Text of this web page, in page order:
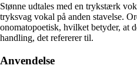
Stønne udtales med en trykstærk
tryksvag vokal på anden stavelse.
onomatopoetisk, hvilket betyder, at
handling, det refererer til.
Anvendelse